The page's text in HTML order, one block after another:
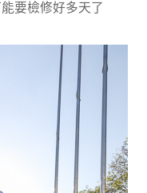
要檢修好多天了